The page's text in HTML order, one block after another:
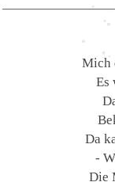
Mich
Es
Da
-
Die